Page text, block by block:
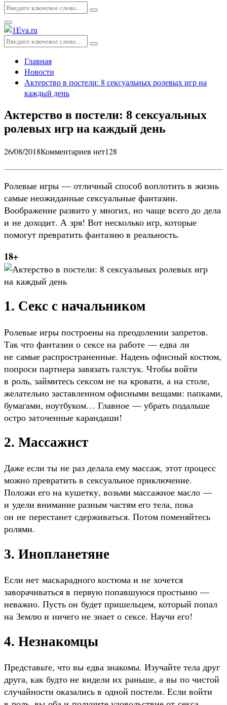
Искать:
Поиск
Основное
меню
Искать:
Поиск
Главная
Новости
Актерство в постели: 8 сексуальных ролевых игр на
каждый день
Актерство в постели: 8 сексуальных
ролевых игр на каждый день
26/08/2018Комментариев нет128
Ролевые игры — отличный способ воплотить в жизнь
самые неожиданные сексуальные фантазии.
Воображение развито у многих, но чаще всего до дела
и не доходит. А зря! Вот несколько игр, которые
помогут превратить фантазию в реальность.
18+
1. Секс с начальником
Ролевые игры построены на преодолении запретов.
Так что фантазии о сексе на работе — едва ли
не самые распространенные. Надень офисный костюм,
попроси партнера завязать галстук. Чтобы войти
в роль, займитесь сексом не на кровати, а на столе,
желательно заставленном офисными вещами: папками,
бумагами, ноутбуком… Главное — убрать подальше
остро заточенные карандаши!
2. Массажист
Даже если ты не раз делала ему массаж, этот процесс
можно превратить в сексуальное приключение.
Положи его на кушетку, возьми массажное масло —
и удели внимание разным частям его тела, пока
он не перестанет сдерживаться. Потом поменяйтесь
ролями.
3. Инопланетяне
Если нет маскарадного костюма и не хочется
заворачиваться в первую попавшуюся простыню —
неважно. Пусть он будет пришельцем, который попал
на Землю и ничего не знает о сексе. Научи его!
4. Незнакомцы
Представьте, что вы едва знакомы. Изучайте тела друг
друга, как будто не видели их раньше, а вы по чистой
случайности оказались в одной постели. Если войти